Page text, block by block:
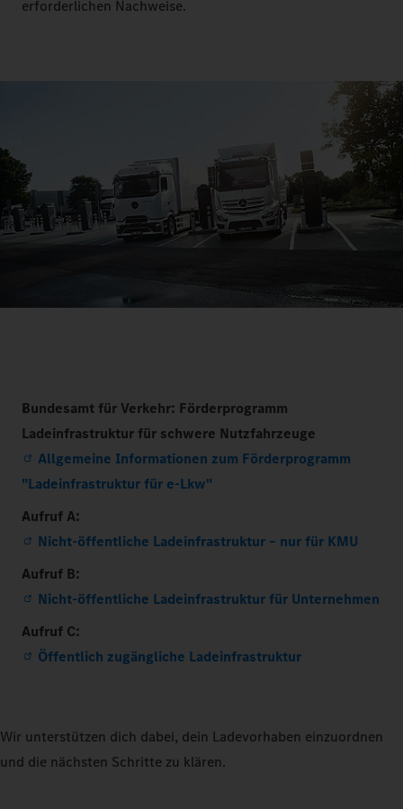
erforderlichen Nachweise.
Bundesamt für Verkehr: Förderprogramm
Ladeinfrastruktur für schwere Nutzfahrzeuge
Allgemeine Informationen zum Förderprogramm
"Ladeinfrastruktur für e-Lkw"
Aufruf A:
Nicht-öffentliche Ladeinfrastruktur – nur für KMU
Aufruf B:
Nicht-öffentliche Ladeinfrastruktur für Unternehmen
Aufruf C:
Öffentlich zugängliche Ladeinfrastruktur
Wir unterstützen dich dabei, dein Ladevorhaben einzuordnen
und die nächsten Schritte zu klären.